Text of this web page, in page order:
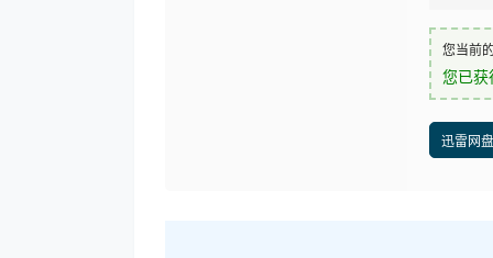
您当前
您已获
迅雷网盘